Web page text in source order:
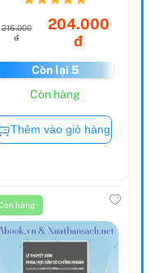
215.000
đ
204.000
đ
Còn lại 5
Còn hàng
Thêm vào giỏ hàng